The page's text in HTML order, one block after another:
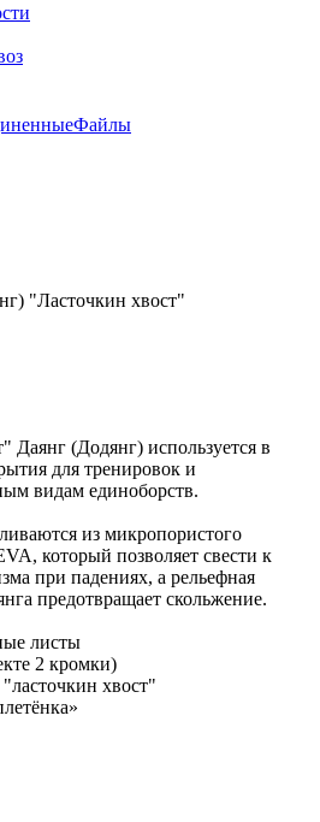
"Ласточкин хвост"
Даянг (Додянг) используется в
для тренировок и
видам единоборств.
из микропористого
который позволяет свести к
при падениях, а рельефная
предотвращает скольжение.
листы
2 кромки)
хвост"